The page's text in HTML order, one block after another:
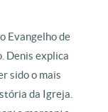
Evangelho de
Denis explica
sido o mais
da Igreja.